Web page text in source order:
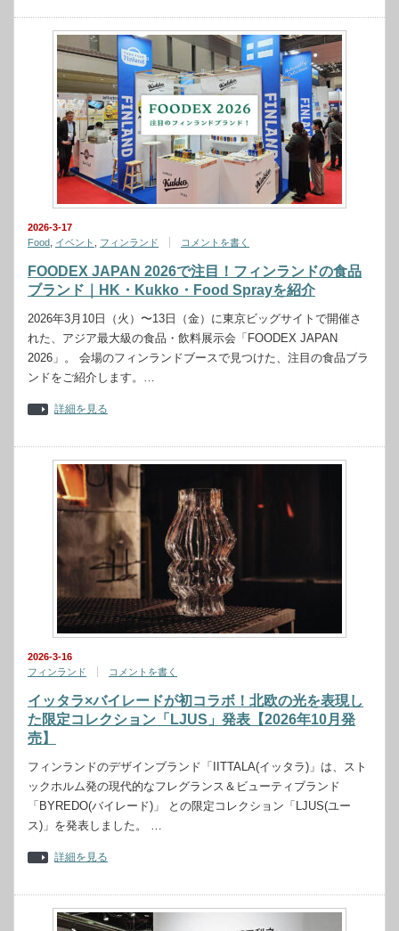
2026-3-17
Food イベント フィンランド コメントを書く
FOODEX JAPAN 2026で注目！フィンランドの食品
ブランド｜HK・Kukko・Food Sprayを紹介
2026年3月10日（火）〜13日（金）に東京ビッグサイトで開催さ
れた、アジア最大級の食品・飲料展示会「FOODEX JAPAN
2026」。 会場のフィンランドブースで見つけた、注目の食品ブラ
ンドをご紹介します。…
詳細を見る
2026-3-16
フィンランド
コメントを書く
イッタラ×バイレードが初コラボ！北欧の光を表現し
た限定コレクション「LJUS」発表【2026年10月発
売】
フィンランドのデザインブランド「IITTALA(イッタラ)」は、スト
ックホルム発の現代的なフレグランス＆ビューティブランド
「BYREDO(バイレード)」 との限定コレクション「LJUS(ユー
ス)」を発表しました。 …
詳細を見る